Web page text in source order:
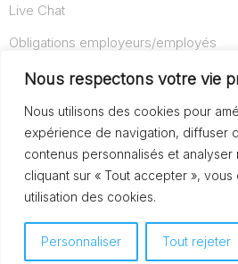
Nous respectons votre vie
Nous utilisons des cookies pour
expérience de navigation, diffuser
contenus personnalisés et analyser
cliquant sur « Tout accepter »,
utilisation des cookies.
Personnaliser Tout rejeter
Live Chat
Obligations employeurs/employés
Conditions d’utilisation
Mentions légales
© Copyright AideAuxSeniors.fr
Developed by